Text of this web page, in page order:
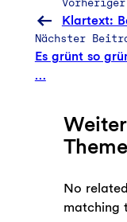
Klartext:
Nächster
Es grünt so
…
No
matching